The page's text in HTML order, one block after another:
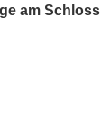
am Schloss